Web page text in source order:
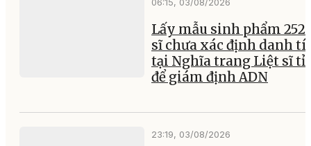
Lấy mẫu sinh phẩm 252
sĩ chưa xác định danh
tại Nghĩa trang Liệt sĩ
để giám định ADN
23:19, 03/08/2026